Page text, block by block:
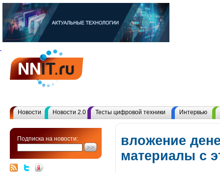
Новости Новости 2.0 Тесты цифровой техники Интервью
Подписка на новости:
вложение
материалы с